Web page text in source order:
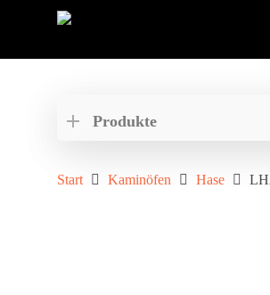
schließen der Suche.
Produkte
Start Kaminöfen Hase